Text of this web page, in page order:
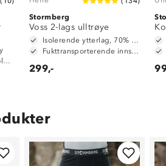
Stormberg
Voss 2-lags ulltrøye
299,-